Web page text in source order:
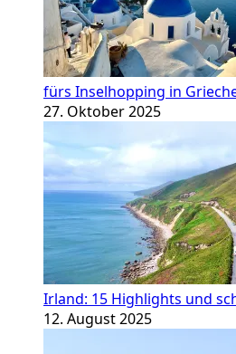
fürs Inselhopping in
27. Oktober 2025
Irland: 15 Highlights und
12. August 2025